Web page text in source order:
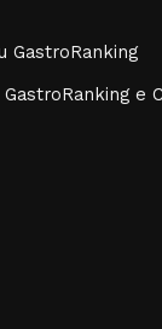
GastroRanking
e